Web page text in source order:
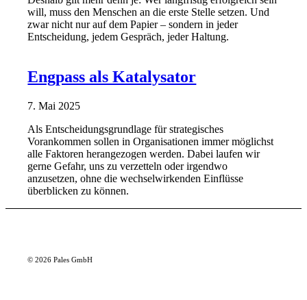
will, muss den Menschen an die erste Stelle setzen. Und
zwar nicht nur auf dem Papier – sondern in jeder
Entscheidung, jedem Gespräch, jeder Haltung.
Engpass als Katalysator
7. Mai 2025
Als Entscheidungsgrundlage für strategisches
Vorankommen sollen in Organisationen immer möglichst
alle Faktoren herangezogen werden. Dabei laufen wir
gerne Gefahr, uns zu verzetteln oder irgendwo
anzusetzen, ohne die wechselwirkenden Einflüsse
überblicken zu können.
© 2026 Pales GmbH